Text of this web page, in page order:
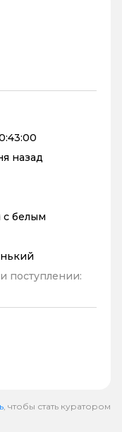
назад
белым
поступлении:
, чтобы стать куратором